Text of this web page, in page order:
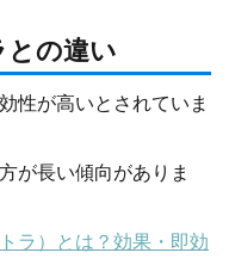
との違い
性が高いとされていま
が長い傾向がありま
ラ）とは？効果・即効